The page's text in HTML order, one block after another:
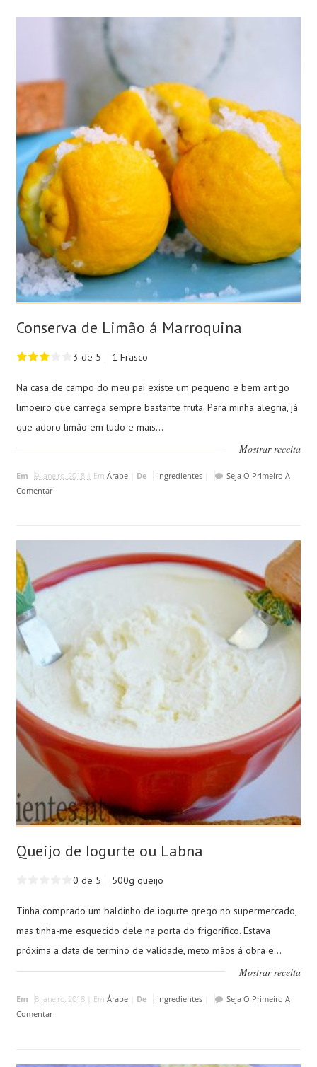
Conserva de Limão á Marroquina
3 de 5 1 Frasco
Na casa de campo do meu pai existe um pequeno e bem antigo
limoeiro que carrega sempre bastante fruta. Para minha alegria, já
que adoro limão em tudo e mais...
Mostrar receita
Em 9 Janeiro, 2018 | Em Árabe| De Ingredientes|
Seja O Primeiro A
Comentar
Queijo de Iogurte ou Labna
0 de 5 500g queijo
Tinha comprado um baldinho de iogurte grego no supermercado,
mas tinha-me esquecido dele na porta do frigorífico. Estava
próxima a data de termino de validade, meto mãos á obra e...
Mostrar receita
Em 8 Janeiro, 2018 | Em Árabe| De Ingredientes|
Seja O Primeiro A
Comentar